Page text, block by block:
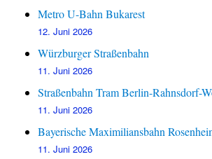
Metro U-Bahn Bukarest
12. Juni 2026
Würzburger Straßenbahn
11. Juni 2026
Straßenbahn Tram Berlin-Rahnsdorf-
11. Juni 2026
Bayerische Maximiliansbahn
11. Juni 2026